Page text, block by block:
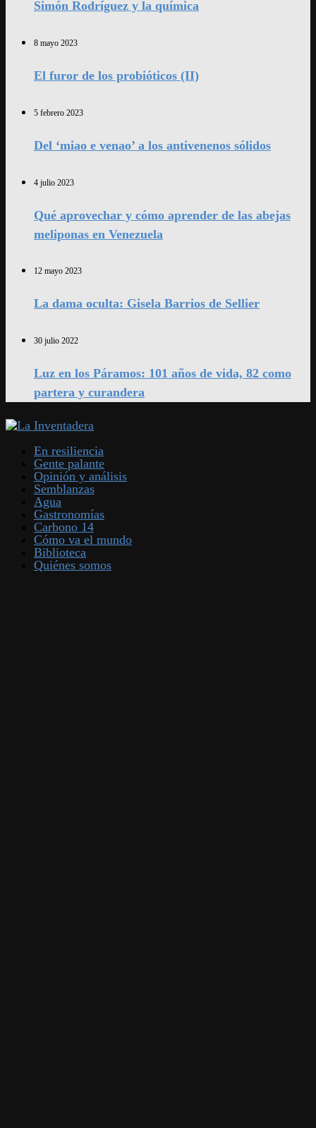
Simón Rodríguez y la química
8 mayo 2023
El furor de los probióticos (II)
5 febrero 2023
Del ‘miao e venao’ a los antivenenos sólidos
4 julio 2023
Qué aprovechar y cómo aprender de las abejas
meliponas en Venezuela
12 mayo 2023
La dama oculta: Gisela Barrios de Sellier
30 julio 2022
Luz en los Páramos: 101 años de vida, 82 como
partera y curandera
En resiliencia
Gente palante
Opinión y análisis
Semblanzas
Agua
Gastronomías
Carbono 14
Cómo va el mundo
Biblioteca
Quiénes somos